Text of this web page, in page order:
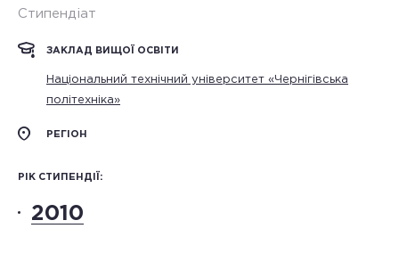
Стипендіат
ЗАКЛАД ВИЩОЇ ОСВІТИ
Національний технічний університет «Чернігівська
політехніка»
РЕГІОН
РІК СТИПЕНДІЇ:
2010